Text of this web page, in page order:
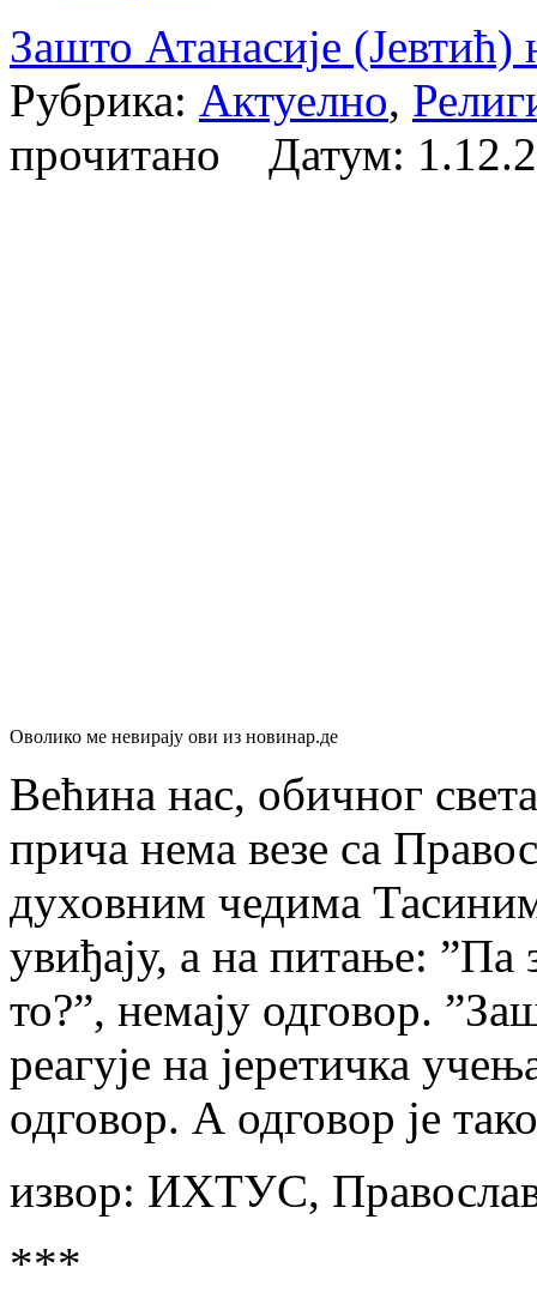
Зашто Атанасије (Јевтић)
Рубрика: Актуелно,
прочитано Датум:
Оволико ме невирају ови из новинар.де
Већина нас, обичног
прича нема везе са
духовним чедима
увиђају, а на питање: ”Па
то?”, немају одговор.
реагује на јеретичка
одговор. А одговор је
извор: ИХТУС,
***